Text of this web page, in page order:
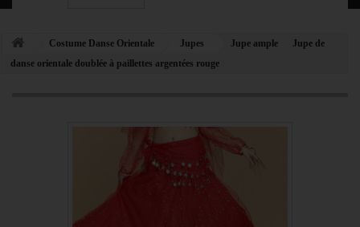
Costume Danse Orientale Jupes Jupe ample
Jupe de
danse orientale doublée à paillettes argentées rouge